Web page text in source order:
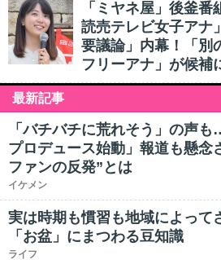
「ミヤネ屋」後釜
読売テレビ女子アナ
要議論」内幕！「別
フリーアナ」が候補
最新記事
「バチバチに荒れそう」の声
プロデュース始動」報道も懸念
ファンの反発”とは
イケメン
実は時期も慣習も地域によって
「お盆」にまつわる豆知識
ライフ